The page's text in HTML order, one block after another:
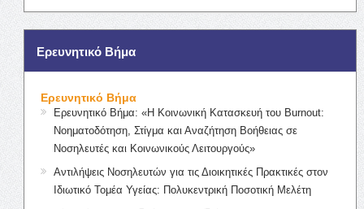
Ερευνητικό Βήμα
Ερευνητικό Βήμα
Ερευνητικό Βήμα: «Η Κοινωνική Κατασκευή του Burnout:
Νοηματοδότηση, Στίγμα και Αναζήτηση Βοήθειας σε
Νοσηλευτές και Κοινωνικούς Λειτουργούς»
Αντιλήψεις Νοσηλευτών για τις Διοικητικές Πρακτικές στον
Ιδιωτικό Τομέα Υγείας: Πολυκεντρική Ποσοτική Μελέτη